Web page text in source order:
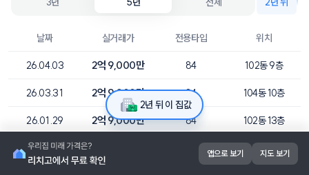
날짜 실거래가 전용타입 위치
26.04.03 2억 9,000만 84 102동 9층
26.03.31 2억 9,000만 84 104동 10층
26.01.29 2억 9,000만 84 102동 13층
25.12.04 102동 7층
2년 뒤 이 집값
앱으로 보기 지도 보기